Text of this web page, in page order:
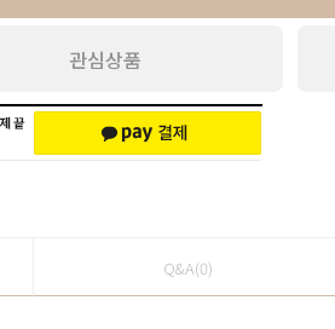
관심상품
Q&A(0)